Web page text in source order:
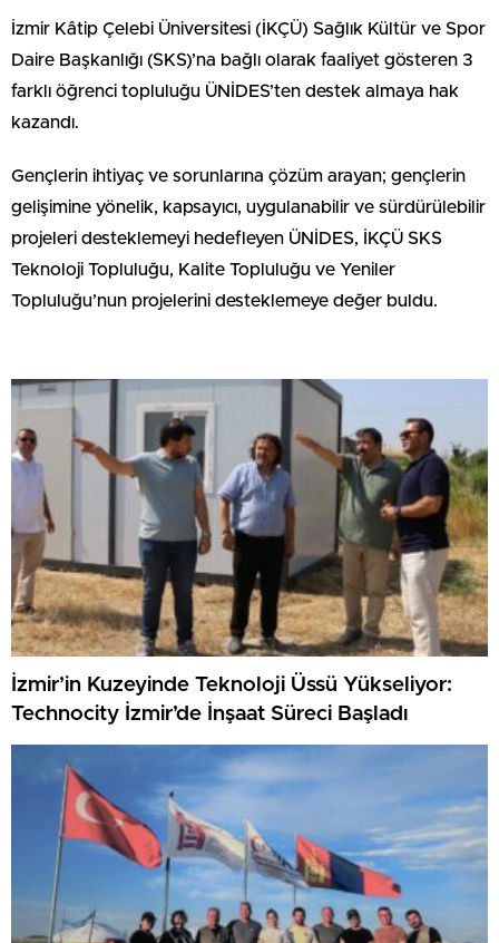
İzmir Kâtip Çelebi Üniversitesi (İKÇÜ) Sağlık Kültür ve Spor
Daire Başkanlığı (SKS)’na bağlı olarak faaliyet gösteren 3
farklı öğrenci topluluğu ÜNİDES’ten destek almaya hak
kazandı.
Gençlerin ihtiyaç ve sorunlarına çözüm arayan; gençlerin
gelişimine yönelik, kapsayıcı, uygulanabilir ve sürdürülebilir
projeleri desteklemeyi hedefleyen ÜNİDES, İKÇÜ SKS
Teknoloji Topluluğu, Kalite Topluluğu ve Yeniler
Topluluğu’nun projelerini desteklemeye değer buldu.
İzmir’in Kuzeyinde Teknoloji Üssü Yükseliyor:
Technocity İzmir’de İnşaat Süreci Başladı